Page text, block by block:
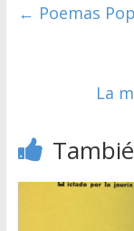
← Poemas
La